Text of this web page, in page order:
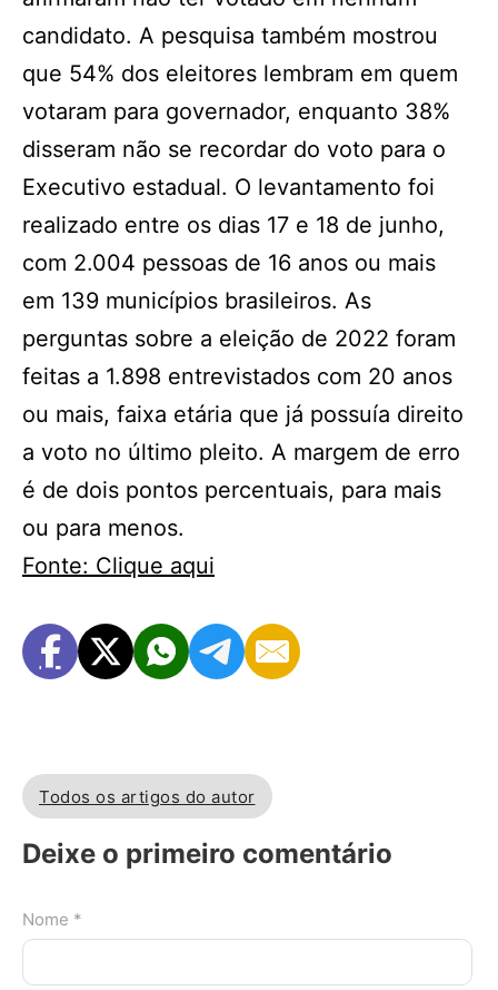
candidato. A pesquisa também mostrou
que 54% dos eleitores lembram em quem
votaram para governador, enquanto 38%
disseram não se recordar do voto para o
Executivo estadual. O levantamento foi
realizado entre os dias 17 e 18 de junho,
com 2.004 pessoas de 16 anos ou mais
em 139 municípios brasileiros. As
perguntas sobre a eleição de 2022 foram
feitas a 1.898 entrevistados com 20 anos
ou mais, faixa etária que já possuía direito
a voto no último pleito. A margem de erro
é de dois pontos percentuais, para mais
ou para menos.
Fonte: Clique aqui
Todos os artigos do autor
Deixe o primeiro comentário
Nome *